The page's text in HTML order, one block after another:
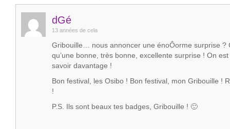
dGé
13 années de cela
Gribouille… nous annoncer une énoÔorme surprise ?
qu’une bonne, très bonne, excellente surprise ! On est
savoir davantage !
Bon festival, les Osibo ! Bon festival, mon Gribouille !
!
P.S. Ils sont beaux tes badges, Gribouille ! 🙂